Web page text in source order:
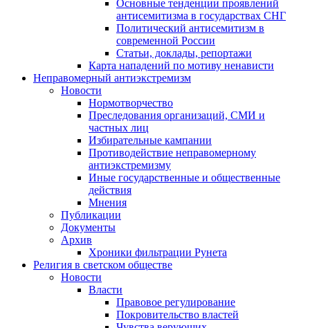
Основные тенденции проявлений
антисемитизма в государствах СНГ
Политический антисемитизм в
современной России
Статьи, доклады, репортажи
Карта нападений по мотиву ненависти
Неправомерный антиэкстремизм
Новости
Нормотворчество
Преследования организаций, СМИ и
частных лиц
Избирательные кампании
Противодействие неправомерному
антиэкстремизму
Иные государственные и общественные
действия
Мнения
Публикации
Документы
Архив
Хроники фильтрации Рунета
Религия в светском обществе
Новости
Власти
Правовое регулирование
Покровительство властей